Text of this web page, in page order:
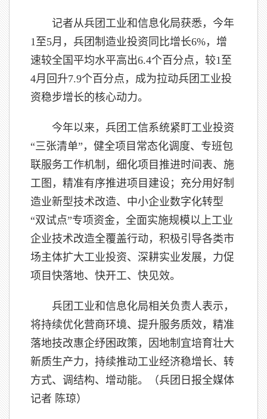
记者从兵团工业和信息化局获悉，今年
1至5月，兵团制造业投资同比增长6%，增
速较全国平均水平高出6.4个百分点，较1至
4月回升7.9个百分点，成为拉动兵团工业投
资稳步增长的核心动力。
今年以来，兵团工信系统紧盯工业投资
“三张清单”，健全项目常态化调度、专班包
联服务工作机制，细化项目推进时间表、施
工图，精准有序推进项目建设；充分用好制
造业新型技术改造、中小企业数字化转型
“双试点”专项资金，全面实施规模以上工业
企业技术改造全覆盖行动，积极引导各类市
场主体扩大工业投资、深耕实业发展，力促
项目快落地、快开工、快见效。
兵团工业和信息化局相关负责人表示，
将持续优化营商环境、提升服务质效，精准
落地技改惠企纾困政策，因地制宜培育壮大
新质生产力，持续推动工业经济稳增长、转
方式、调结构、增动能。（兵团日报全媒体
记者 陈琼）